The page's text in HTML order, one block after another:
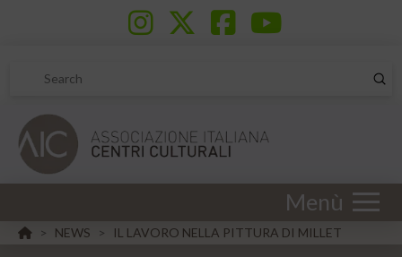
Search
Menù
HOME
> NEWS > IL LAVORO NELLA PITTURA DI MILLET